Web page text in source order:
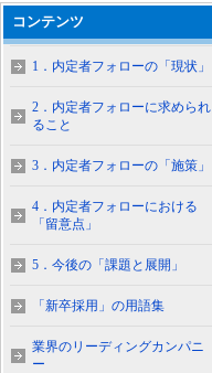
コンテンツ
1．内定者フォローの「現状」
2．内定者フォローに求められ
ること
3．内定者フォローの「施策」
4．内定者フォローにおける
「留意点」
5．今後の「課題と展開」
「新卒採用」の用語集
業界のリーディングカンパニ
ー